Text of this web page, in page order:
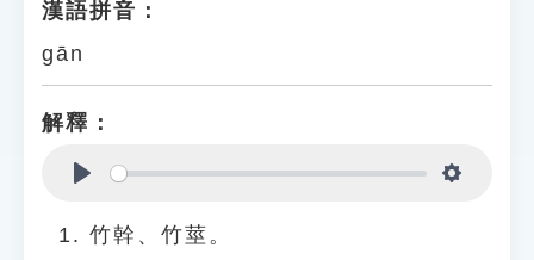
漢語拼音：
gān
解釋：
竹幹、竹莖。